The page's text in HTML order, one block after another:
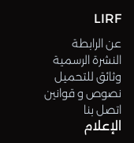
LIRF
عن الرابطة
النشرة الرسمية
وثائق للتحميل
نصوص و قوانين
اتصل بنا
الإعلام